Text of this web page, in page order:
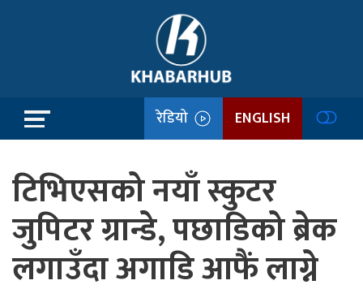
रेडियो ENGLISH
टिभिएसको नयाँ स्कुटर
जुपिटर ग्रान्डे, पछाडिको ब्रेक
लगाउँदा अगाडि आफैं लाग्ने